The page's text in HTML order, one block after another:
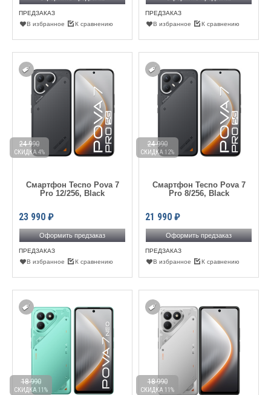
ПРЕДЗАКАЗ
В избранное
К сравнению
ПРЕДЗАКАЗ
В избранное
К сравнению
Смартфон Tecno Pova 7
Pro 12/256, Black
23 990 ₽
24 990
СКИДКА 4%
Оформить предзаказ
ПРЕДЗАКАЗ
В избранное
К сравнению
Смартфон Tecno Pova 7
Pro 8/256, Black
21 990 ₽
24 990
СКИДКА 12%
Оформить предзаказ
ПРЕДЗАКАЗ
В избранное
К сравнению
18 990
СКИДКА 11%
18 990
СКИДКА 11%